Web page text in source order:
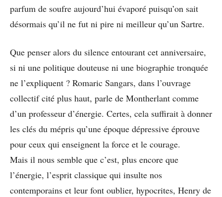
parfum de soufre aujourd’hui évaporé puisqu’on sait
désormais qu’il ne fut ni pire ni meilleur qu’un Sartre.
Que penser alors du silence entourant cet anniversaire,
si ni une politique douteuse ni une biographie tronquée
ne l’expliquent ? Romaric Sangars, dans l’ouvrage
collectif cité plus haut, parle de Montherlant comme
d’un professeur d’énergie. Certes, cela suffirait à donner
les clés du mépris qu’une époque dépressive éprouve
pour ceux qui enseignent la force et le courage.
Mais il nous semble que c’est, plus encore que
l’énergie, l’esprit classique qui insulte nos
contemporains et leur font oublier, hypocrites, Henry de